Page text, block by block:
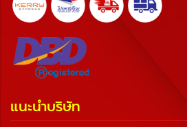
แนะนำบริษัท